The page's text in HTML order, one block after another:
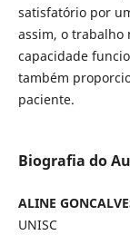
satisfatório por
assim, o trabalho
capacidade
também
paciente.
Biografia do
ALINE
UNISC